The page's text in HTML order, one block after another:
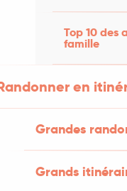
Top 10 des
famille
en
Grandes
Grands
début de
et routes de
foulée fluide. À
plus